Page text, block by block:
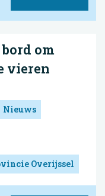
om
vieren
Nieuws
Overijssel